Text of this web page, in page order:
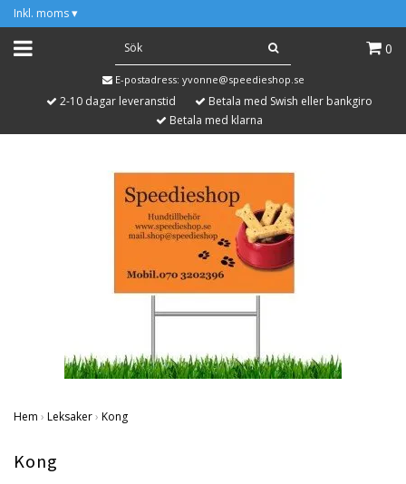
Inkl. moms ▾
0
E-postadress: yvonne@speedieshop.se
2-10 dagar leveranstid
Betala med Swish eller bankgiro
Betala med klarna
Hem › Leksaker› Kong
Kong